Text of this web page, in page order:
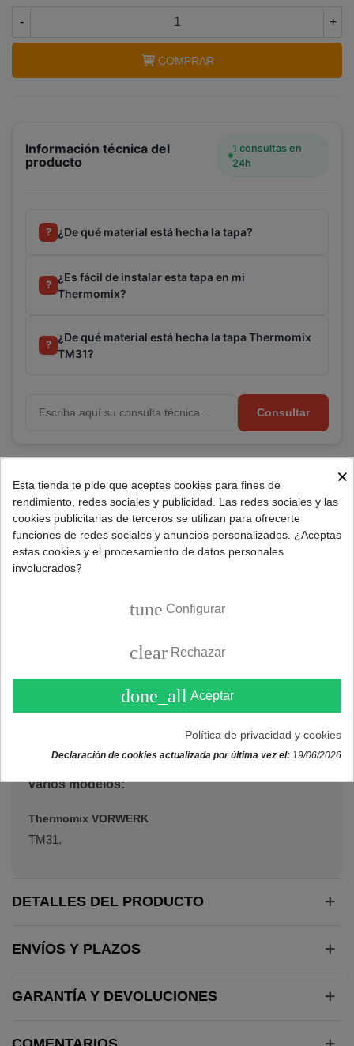
- +
COMPRAR
Información técnica del
producto
1 consultas en
24h
? ¿De qué material está hecha la tapa?
?
¿Es fácil de instalar esta tapa en mi
Thermomix?
?
¿De qué material está hecha la tapa Thermomix
TM31?
Consultar
Referencia:
PAER-30857
Marca: UNIVERSAL
DESCRIPCIÓN
Repuesto tapa para robot de cocina Thermomix TM31.
Largo: 255mm.
Material: Plástico.
varios modelos:
Thermomix VORWERK
TM31.
DETALLES DEL PRODUCTO
ENVÍOS Y PLAZOS
GARANTÍA Y DEVOLUCIONES
×
Esta tienda te pide que aceptes cookies para fines de
rendimiento, redes sociales y publicidad. Las redes sociales y las
cookies publicitarias de terceros se utilizan para ofrecerte
funciones de redes sociales y anuncios personalizados. ¿Aceptas
estas cookies y el procesamiento de datos personales
involucrados?
tune Configurar
clear Rechazar
done_all Aceptar
Política de privacidad y cookies
Declaración de cookies actualizada por última vez el: 19/06/2026